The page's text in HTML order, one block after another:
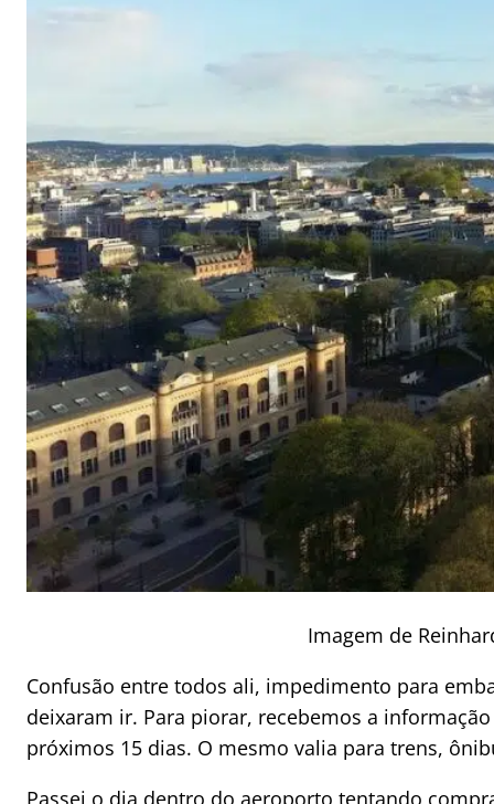
Imagem de
Confusão entre todos ali, impedimento para
deixaram ir. Para piorar, recebemos a
próximos 15 dias. O mesmo valia para trens,